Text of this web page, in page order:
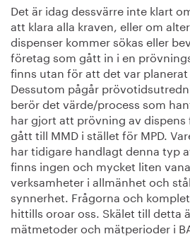
Det är idag dessvärre inte klart
att klara alla kraven, eller om
dispenser kommer sökas eller
företag som gått in i en
finns utan för att det var planerat
Dessutom pågår
berör det värde/process som
har gjort att prövning av dispens
gått till MMD i stället för MPD.
har tidigare handlagt denna typ
finns ingen och mycket liten
verksamheter i allmänhet och
synnerhet. Frågorna och
hittills oroar oss. Skälet till detta
mätmetoder och mätperioder i